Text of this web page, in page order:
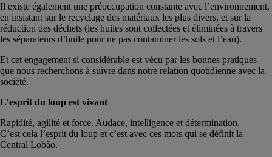
Il existe également une préoccupation constante avec l’environnement,
en insistant sur le recyclage des matériaux les plus divers, et sur la
réduction des déchets (les huiles sont collectées et éliminées à travers
les séparateurs d’huile pour ne pas contaminer les sols et l’eau).
Et cet engagement si considérable est vécu par les bonnes pratiques
que nous recherchons à suivre dans notre relation quotidienne avec la
société.
L’esprit du loup est vivant
Rapidité, agilité et force. Audace, intelligence et détermination.
C’est cela l’esprit du loup et c’est avec ces mots qui se définit la
Central Lobão.